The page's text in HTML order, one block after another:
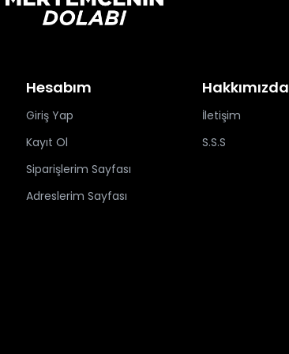
Hesabım
Giriş Yap
Kayıt Ol
Siparişlerim Sayfası
Adreslerim Sayfası
Hakkımızda
İletişim
S.S.S